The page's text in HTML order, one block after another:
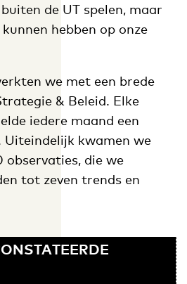
de UT spelen, maar
hebben op onze
we met een brede
& Beleid. Elke
iedere maand een
kwamen we
observaties, die we
tot zeven trends en